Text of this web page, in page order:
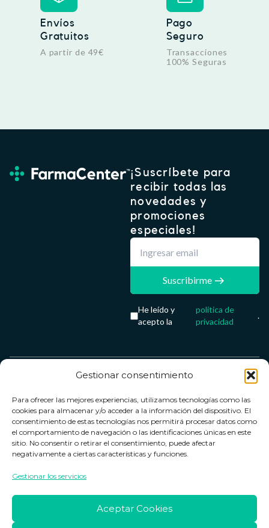
Gestionar consentimiento
Para ofrecer las mejores experiencias, utilizamos tecnologías como las
cookies para almacenar y/o acceder a la información del dispositivo. El
consentimiento de estas tecnologías nos permitirá procesar datos como
el comportamiento de navegación o las identificaciones únicas en este
sitio. No consentir o retirar el consentimiento, puede afectar
negativamente a ciertas características y funciones.
Gestionar los servicios
Aceptar Cookies
Envíos
Gratuitos
A partir de 49€
Pago
Seguro
Transacciones
100% Seguras
¡Suscríbete para
recibir todas las
novedades y
promociones
especiales!
Suscribirme
He leído y
acepto la
política de
privacidad
.
Contacto
Contacto
Política de
devoluciones
Horario de
Lun. a Vie.:
18:00h
Términos y
condiciones
Política de
privacidad
cookies
Farmacenter
digital, S.L
B24836249
info@farmacenter.es
de pago